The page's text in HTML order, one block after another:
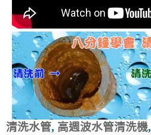
清洗水管, 高週波水管清洗機,